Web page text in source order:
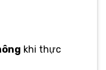
khi thực